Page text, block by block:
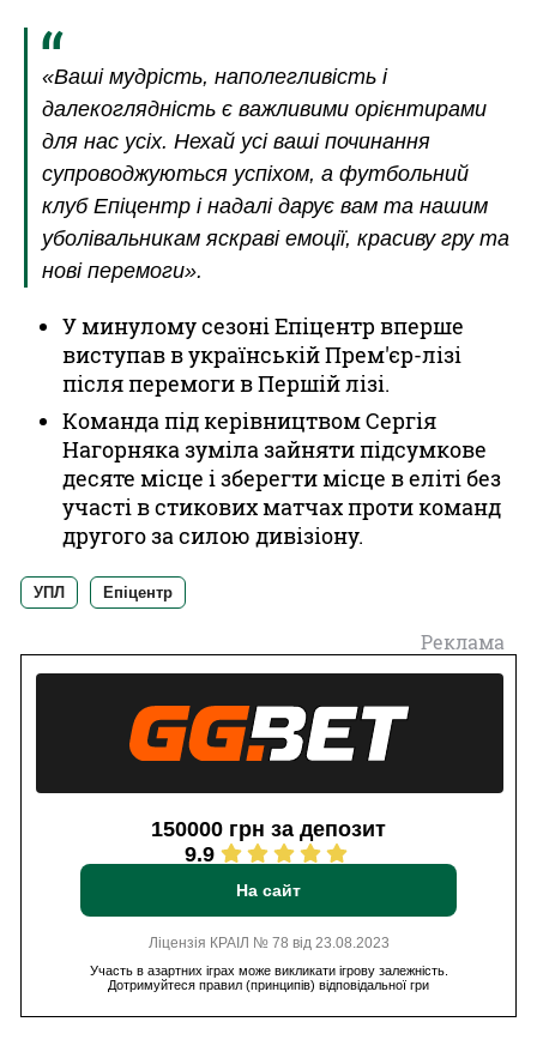
«Ваші мудрість, наполегливість і
далекоглядність є важливими орієнтирами
для нас усіх. Нехай усі ваші починання
супроводжуються успіхом, а футбольний
клуб Епіцентр і надалі дарує вам та нашим
уболівальникам яскраві емоції, красиву гру та
нові перемоги».
У минулому сезоні Епіцентр вперше
виступав в українській Прем'єр-лізі
після перемоги в Першій лізі.
Команда під керівництвом Сергія
Нагорняка зуміла зайняти підсумкове
десяте місце і зберегти місце в еліті без
участі в стикових матчах проти команд
другого за силою дивізіону.
УПЛ Епіцентр
Реклама
150000 грн за депозит
9.9
На сайт
Ліцензія КРАІЛ № 78 від 23.08.2023
Участь в азартних іграх може викликати ігрову залежність.
Дотримуйтеся правил (принципів) відповідальної гри